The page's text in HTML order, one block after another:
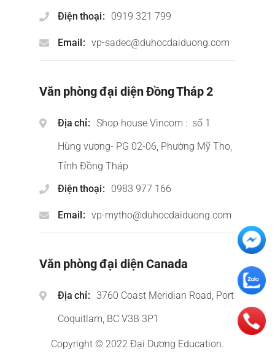
Điện thoại
0919 321 799
Email vp-sadec@duhocdaiduong.com
Văn phòng đại diện Đồng Tháp 2
Địa chỉ
Shop house Vincom : số 1
Hùng vương- PG 02-06, Phường Mỹ Tho,
Tỉnh Đồng Tháp
Điện thoại
0983 977 166
Email vp-mytho@duhocdaiduong.com
Văn phòng đại diện Canada
Địa chỉ
3760 Coast Meridian Road, Port
Coquitlam, BC V3B 3P1
Copyright © 2022 Đại Dương Education.